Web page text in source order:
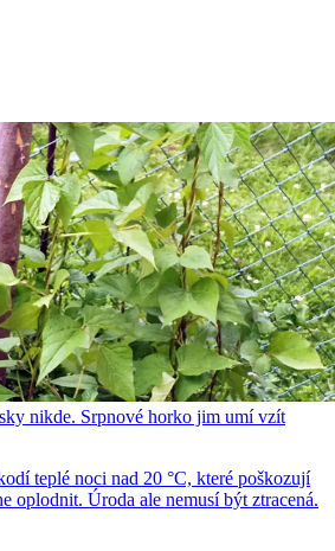
nikde. Srpnové horko jim umí vzít
teplé noci nad 20 °C, které poškozují
oplodnit. Úroda ale nemusí být ztracená.